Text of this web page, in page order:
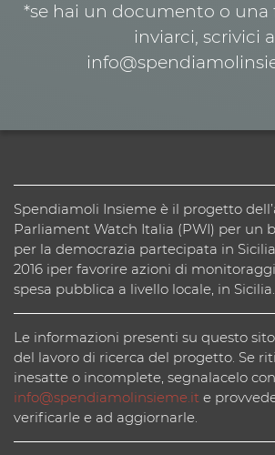
*se hai un documento o una
inviarci, scrivici a
Spendiamoli Insieme è il progetto
Parliament Watch Italia (PWI) per un
per la democrazia partecipata in
2016 iper favorire azioni di
spesa pubblica a livello locale, in Sicilia.
Le informazioni presenti su questo
del lavoro di ricerca del progetto. Se
inesatte o incomplete, segnalacelo
info@spendiamolinsieme.it e
verificarle e ad aggiornarle.